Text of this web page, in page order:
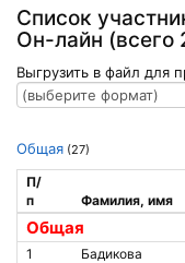
Список
Он-лайн (всего
Выгрузить в файл для
Общая (27)
Общая
П/
п
Фамилия, имя
1
Бадикова